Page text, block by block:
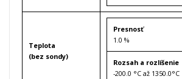
Teplota
(bez sondy)
Presnosť
1.0 %
Rozsah a rozlíšenie
-200.0 °C až 1350.0°C